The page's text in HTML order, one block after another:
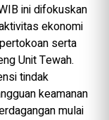
ini difokuskan
ekonomi
serta
Unit Tewah.
tindak
keamanan
mulai